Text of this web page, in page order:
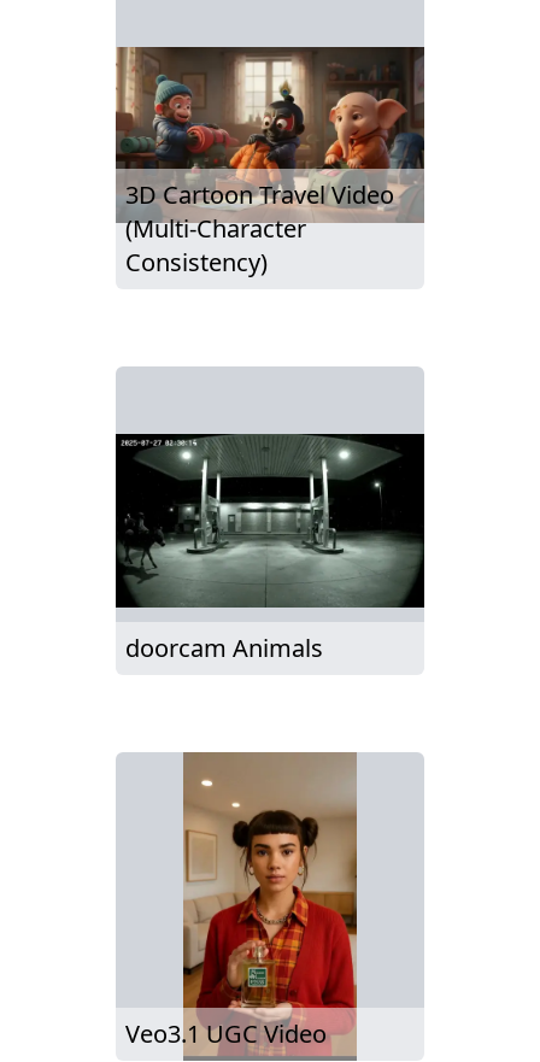
3D Cartoon Travel Video
(Multi-Character
Consistency)
doorcam Animals
Veo3.1 UGC Video